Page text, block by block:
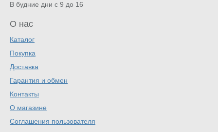
В будние дни с 9 до 16
О нас
Каталог
Покупка
Доставка
Гарантия и обмен
Контакты
О магазине
Соглашения пользователя